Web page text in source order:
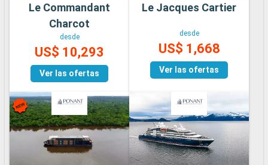
Le Commandant
Charcot
desde
US$ 10,293
Ver las ofertas
Le Jacques Cartier
desde
US$ 1,668
Ver las ofertas